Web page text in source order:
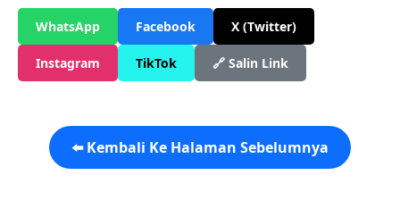
WhatsApp Facebook X (Twitter)
Instagram TikTok 🔗 Salin Link
⬅️ Kembali Ke Halaman Sebelumnya